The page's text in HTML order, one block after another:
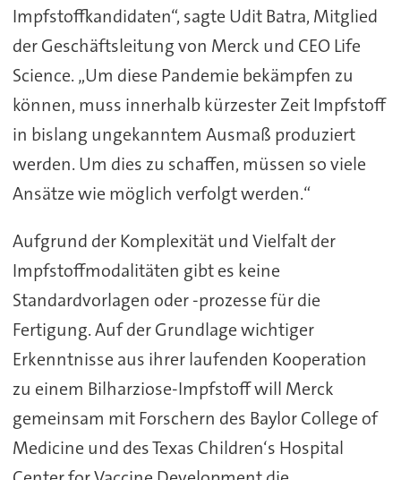
Impfstoffkandidaten“, sagte Udit Batra, Mitglied
der Geschäftsleitung von Merck und CEO Life
Science. „Um diese Pandemie bekämpfen zu
können, muss innerhalb kürzester Zeit Impfstoff
in bislang ungekanntem Ausmaß produziert
werden. Um dies zu schaffen, müssen so viele
Ansätze wie möglich verfolgt werden.“
Aufgrund der Komplexität und Vielfalt der
Impfstoffmodalitäten gibt es keine
Standardvorlagen oder -prozesse für die
Fertigung. Auf der Grundlage wichtiger
Erkenntnisse aus ihrer laufenden Kooperation
zu einem Bilharziose-Impfstoff will Merck
gemeinsam mit Forschern des Baylor College of
Medicine und des Texas Children‘s Hospital